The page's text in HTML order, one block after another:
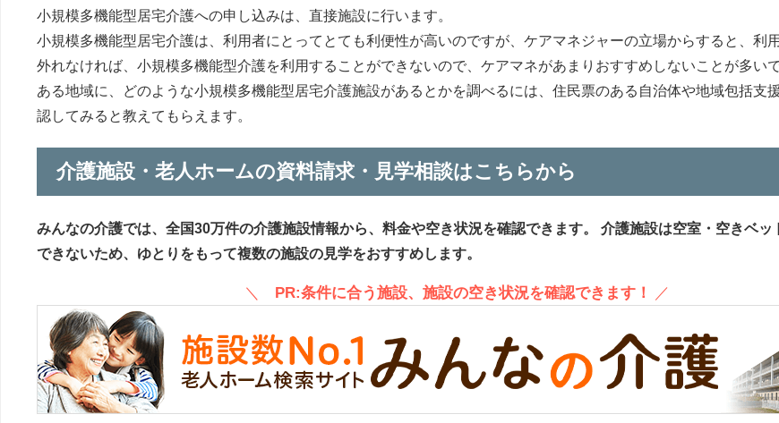
小規模多機能型居宅介護への申し込みは、直接施設に行います。
小規模多機能型居宅介護は、利用者にとってとても利便性が高いのですが、ケアマネジャーの立場からすると、利
外れなければ、小規模多機能型介護を利用することができないので、ケアマネがあまりおすすめしないことが多い
ある地域に、どのような小規模多機能型居宅介護施設があるとかを調べるには、住民票のある自治体や地域包括支
認してみると教えてもらえます。
介護施設・老人ホームの資料請求・見学相談はこちらから
みんなの介護では、全国30万件の介護施設情報から、料金や空き状況を確認できます。
介護施設は空室・空きベッ
できないため、ゆとりをもって複数の施設の見学をおすすめします。
＼ PR:条件に合う施設、施設の空き状況を確認できます！ ／